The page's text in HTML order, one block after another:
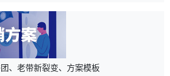
、老带新裂变、方案模板